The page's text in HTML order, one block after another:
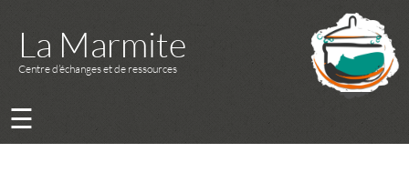
La Marmite
Centre d’échanges et de ressources
☰